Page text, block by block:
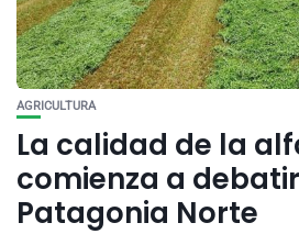
AGRICULTURA
La calidad de la
comienza a
Patagonia Norte